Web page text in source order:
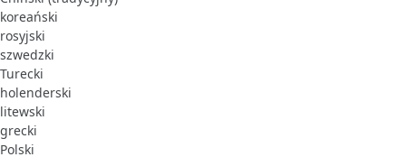
koreański
rosyjski
szwedzki
Turecki
holenderski
litewski
grecki
Polski